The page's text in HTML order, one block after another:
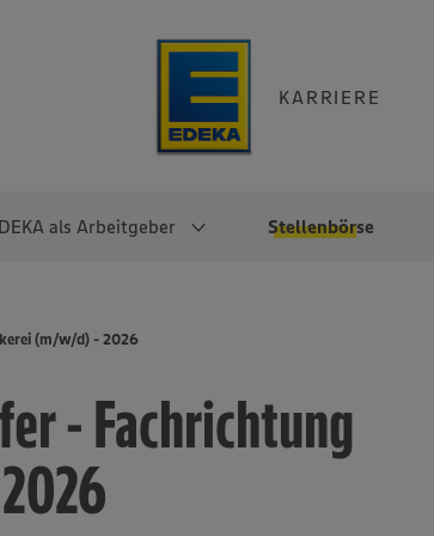
KARRIERE
als Arbeitgeber Stellenbörse
Direkteinstieg
Noch Fragen?
Überblick
EDEKA Fruchtkontor
(m/w/d) - 2026
- Fachrichtung